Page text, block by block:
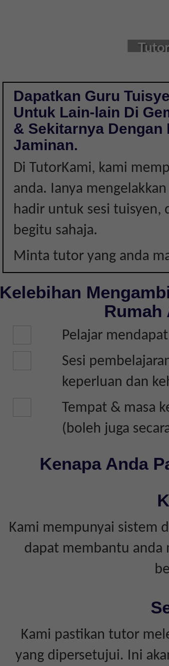
Dapatkan Guru
Untuk Lain-lain Di
& Sekitarnya Dengan
Jaminan.
Di TutorKami, kami
anda. Ianya
hadir untuk sesi tuisyen,
begitu sahaja.
Minta tutor yang anda
Kelebihan
Rumah
Pelajar
Sesi
keperluan dan
Tempat & masa
(boleh juga
Kenapa Anda
Kami mempunyai sistem
dapat membantu anda
Kami pastikan tutor
yang dipersetujui. Ini